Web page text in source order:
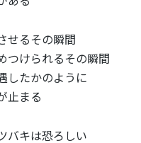
せるその瞬間
つけられるその瞬間
したかのように
止まる
バキは恐ろしい